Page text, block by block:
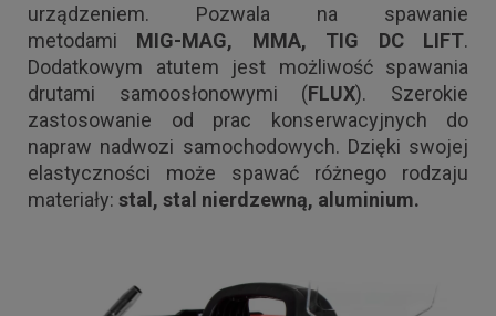
urządzeniem. Pozwala na spawanie
metodami MIG-MAG, MMA, TIG DC LIFT.
Dodatkowym atutem jest możliwość spawania
drutami samoosłonowymi (FLUX). Szerokie
zastosowanie od prac konserwacyjnych do
napraw nadwozi samochodowych. Dzięki swojej
elastyczności może spawać różnego rodzaju
materiały: stal, stal nierdzewną, aluminium.